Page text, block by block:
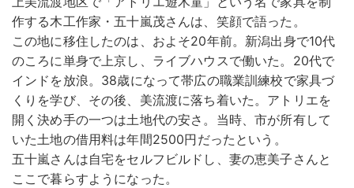
作する木工作家・五十嵐茂さんは、笑顔で語った。
この地に移住したのは、およそ20年前。新潟出身で10代
のころに単身で上京し、ライブハウスで働いた。20代で
インドを放浪。38歳になって帯広の職業訓練校で家具づ
くりを学び、その後、美流渡に落ち着いた。アトリエを
開く決め手の一つは土地代の安さ。当時、市が所有して
いた土地の借用料は年間2500円だったという。
五十嵐さんは自宅をセルフビルドし、妻の恵美子さんと
ここで暮らすようになった。